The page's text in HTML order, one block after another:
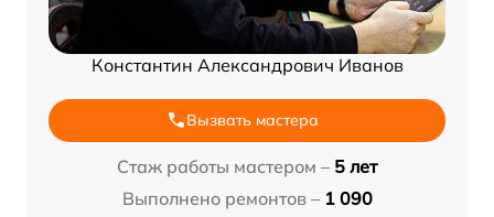
Константин Александрович Иванов
Вызвать мастера
Стаж работы мастером – 5 лет
Выполнено ремонтов – 1 090